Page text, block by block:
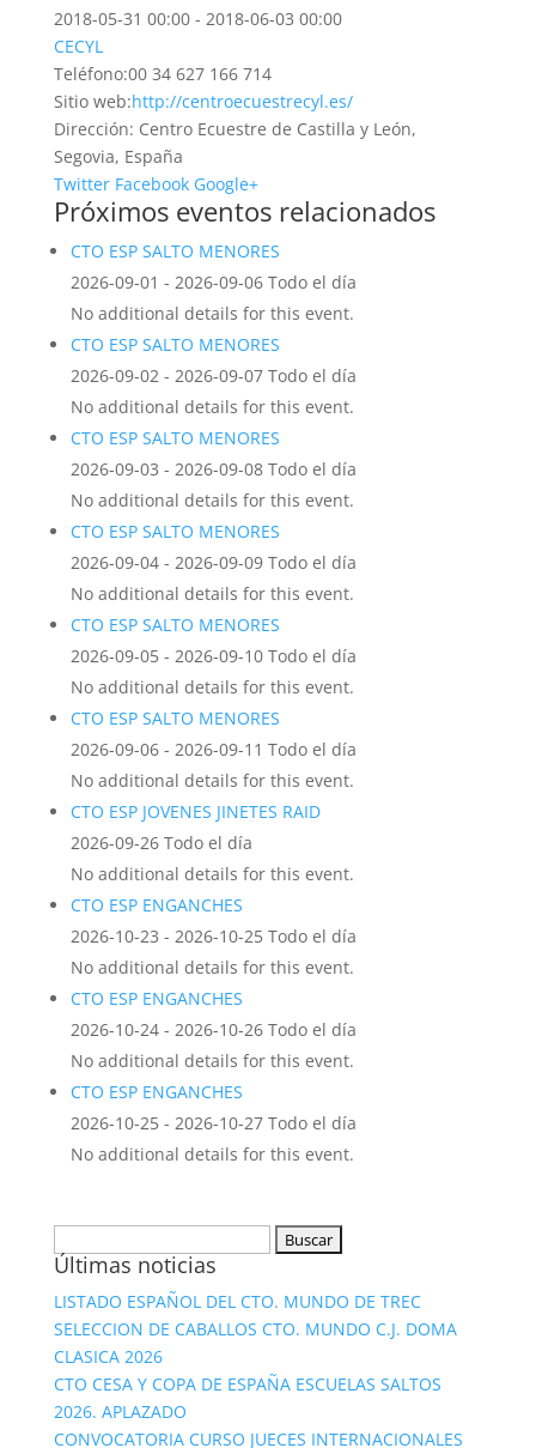
2018-05-31 00:00 - 2018-06-03 00:00
CECYL
Teléfono:00 34 627 166 714
Sitio web:http://centroecuestrecyl.es/
Dirección: Centro Ecuestre de Castilla y León,
Segovia, España
Twitter Facebook Google+
Próximos eventos relacionados
CTO ESP SALTO MENORES
2026-09-01 - 2026-09-06 Todo el día
No additional details for this event.
CTO ESP SALTO MENORES
2026-09-02 - 2026-09-07 Todo el día
No additional details for this event.
CTO ESP SALTO MENORES
2026-09-03 - 2026-09-08 Todo el día
No additional details for this event.
CTO ESP SALTO MENORES
2026-09-04 - 2026-09-09 Todo el día
No additional details for this event.
CTO ESP SALTO MENORES
2026-09-05 - 2026-09-10 Todo el día
No additional details for this event.
CTO ESP SALTO MENORES
2026-09-06 - 2026-09-11 Todo el día
No additional details for this event.
CTO ESP JOVENES JINETES RAID
2026-09-26 Todo el día
No additional details for this event.
CTO ESP ENGANCHES
2026-10-23 - 2026-10-25 Todo el día
No additional details for this event.
CTO ESP ENGANCHES
2026-10-24 - 2026-10-26 Todo el día
No additional details for this event.
CTO ESP ENGANCHES
2026-10-25 - 2026-10-27 Todo el día
No additional details for this event.
Últimas noticias
LISTADO ESPAÑOL DEL CTO. MUNDO DE TREC
SELECCION DE CABALLOS CTO. MUNDO C.J. DOMA
CLASICA 2026
CTO CESA Y COPA DE ESPAÑA ESCUELAS SALTOS
2026. APLAZADO
CONVOCATORIA CURSO JUECES INTERNACIONALES